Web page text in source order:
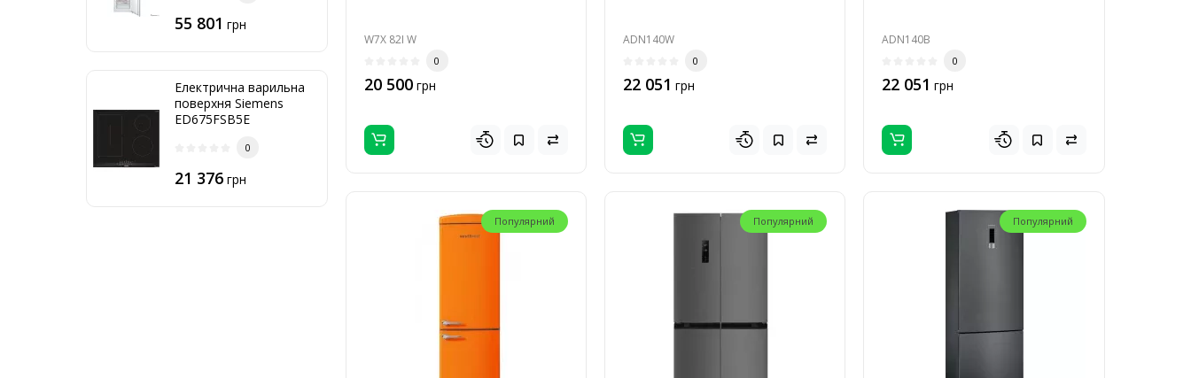
55 801 грн
Електрична варильна
поверхня Siemens
ED675FSB5E
0
21 376 грн
W7X 82I W
0
20 500грн
ADN140W
0
22 051 грн
ADN140B
0
22 051 грн
Популярний Популярний Популярний